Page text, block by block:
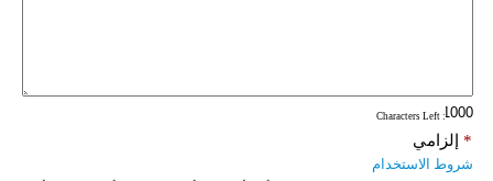
: Characters Left
إلزامي *
شروط الاستخدام